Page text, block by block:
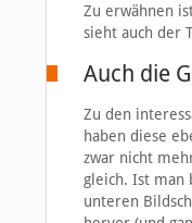
Zu erwähnen
sieht auch der
Auch die
Zu den
haben diese
zwar nicht
gleich. Ist man
unteren